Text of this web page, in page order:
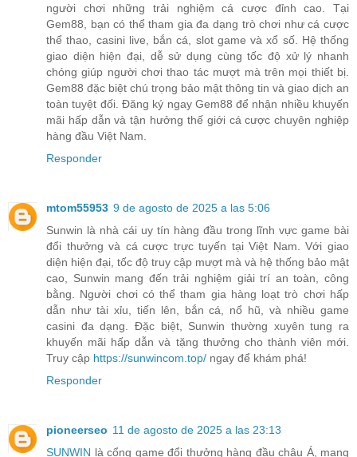
người chơi những trải nghiệm cá cược đỉnh cao. Tại
Gem88, bạn có thể tham gia đa dạng trò chơi như cá cược
thể thao, casini live, bắn cá, slot game và xổ số. Hệ thống
giao diện hiện đại, dễ sử dụng cùng tốc độ xử lý nhanh
chóng giúp người chơi thao tác mượt mà trên mọi thiết bị.
Gem88 đặc biệt chú trọng bảo mật thông tin và giao dịch an
toàn tuyệt đối. Đăng ký ngay Gem88 để nhận nhiều khuyến
mãi hấp dẫn và tận hưởng thế giới cá cược chuyên nghiệp
hàng đầu Việt Nam.
Responder
mtom55953 9 de agosto de 2025 a las 5:06
Sunwin là nhà cái uy tín hàng đầu trong lĩnh vực game bài
đổi thưởng và cá cược trực tuyến tại Việt Nam. Với giao
diện hiện đại, tốc độ truy cập mượt mà và hệ thống bảo mật
cao, Sunwin mang đến trải nghiệm giải trí an toàn, công
bằng. Người chơi có thể tham gia hàng loạt trò chơi hấp
dẫn như tài xỉu, tiến lên, bắn cá, nổ hũ, và nhiều game
casini đa dạng. Đặc biệt, Sunwin thường xuyên tung ra
khuyến mãi hấp dẫn và tặng thưởng cho thành viên mới.
Truy cập https://sunwincom.top/ ngay để khám phá!
Responder
pioneerseo 11 de agosto de 2025 a las 23:13
SUNWIN là cổng game đổi thưởng hàng đầu châu Á, mang